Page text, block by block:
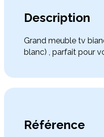
Description
Grand meuble tv
blanc) , parfait pour
Référence